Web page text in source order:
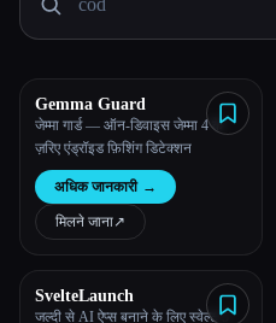
ब्लॉग
टूल्स की तुलना करें
सभी श्रेणियाँ
Gemma Guard
जेम्मा गार्ड — ऑन-डिवाइस जेम्मा 4 के
ज़रिए एंड्रॉइड फ़िशिंग डिटेक्शन
अधिक जानकारी →
मिलने जाना↗︎
SvelteLaunch
जल्दी से AI ऐप्स बनाने के लिए स्वेल्ट 5